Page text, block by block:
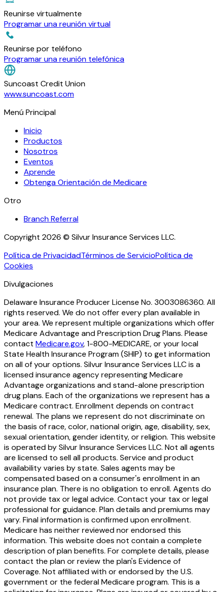
Reunirse virtualmente
Programar una reunión virtual
Reunirse por teléfono
Programar una reunión telefónica
Suncoast Credit Union
www.suncoast.com
Menú Principal
Inicio
Productos
Nosotros
Eventos
Aprende
Obtenga Orientación de Medicare
Otro
Branch Referral
Copyright 2026 © Silvur Insurance Services LLC.
Política de PrivacidadTérminos de ServicioPolítica de
Cookies
Divulgaciones
Delaware Insurance Producer License No. 3003086360. All
rights reserved. We do not offer every plan available in
your area. We represent multiple organizations which offer
Medicare Advantage and Prescription Drug Plans. Please
contact Medicare.gov, 1-800-MEDICARE, or your local
State Health Insurance Program (SHIP) to get information
on all of your options. Silvur Insurance Services LLC is a
licensed insurance agency representing Medicare
Advantage organizations and stand-alone prescription
drug plans. Each of the organizations we represent has a
Medicare contract. Enrollment depends on contract
renewal. The plans we represent do not discriminate on
the basis of race, color, national origin, age, disability, sex,
sexual orientation, gender identity, or religion. This website
is operated by Silvur Insurance Services LLC. Not all agents
are licensed to sell all products. Service and product
availability varies by state. Sales agents may be
compensated based on a consumer's enrollment in an
insurance plan. There is no obligation to enroll. Agents do
not provide tax or legal advice. Contact your tax or legal
professional for guidance. Plan details and premiums may
vary. Final information is confirmed upon enrollment.
Medicare has neither reviewed nor endorsed this
information. This website does not contain a complete
description of plan benefits. For complete details, please
contact the plan or review the plan's Evidence of
Coverage. Not affiliated with or endorsed by the U.S.
government or the federal Medicare program. This is a